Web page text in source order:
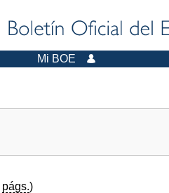
Mi BOE
págs.)